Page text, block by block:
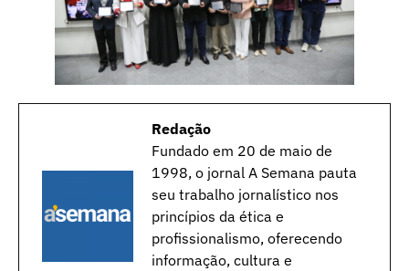
Redação
Fundado em 20 de maio de
1998, o jornal A Semana pauta
seu trabalho jornalístico nos
princípios da ética e
profissionalismo, oferecendo
informação, cultura e